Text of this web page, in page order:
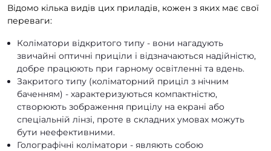
Відомо кілька видів цих приладів, кожен з яких має свої
переваги:
Коліматори відкритого типу - вони нагадують
звичайні оптичні приціли і відзначаються надійністю,
добре працюють при гарному освітленні та вдень.
Закритого типу (коліматорний приціл з нічним
баченням) - характеризуються компактністю,
створюють зображення прицілу на екрані або
спеціальній лінзі, проте в складних умовах можуть
бути неефективними.
Голографічні коліматори - являють собою